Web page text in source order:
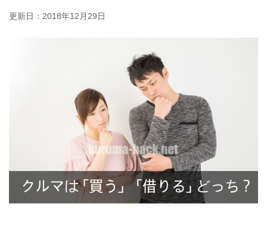
更新日： 2018年12月29日